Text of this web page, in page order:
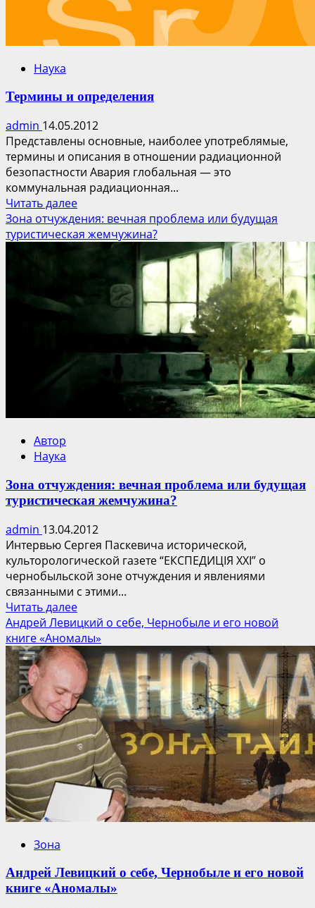
Наука
Термины и определения
admin 14.05.2012
Представлены основные, наиболее употреблямые,
термины и описания в отношении радиационной
безопастности Авария глобальная — это
коммунальная радиационная...
Читать далееПрочитать
больше
о
Термины
определения
Зона отчуждения: вечная проблема или будущая
туристическая жемчужина?
Автор
Наука
Зона отчуждения: вечная проблема или будущая
туристическая жемчужина?
admin 13.04.2012
Интервью Сергея Паскевича исторической,
культорологической газете “ЕКСПЕДИЦІЯ ХХІ” о
чернобыльской зоне отчуждения и явлениями
связанными с этими...
Читать далееПрочитать
больше
о
Зона
отчуждения:
вечная
проблема
или
будущая
туристическая
жемчужина?
Андрей Левицкий о себе, Чернобыле и его новой
книге «Аномалы»
Зона
Андрей Левицкий о себе, Чернобыле и его новой
книге «Аномалы»